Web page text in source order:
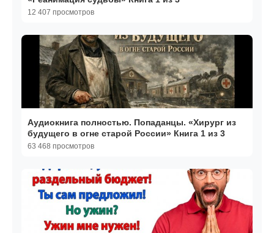
12 407 просмотров
Аудиокнига полностью. Попаданцы. «Хирург из
будущего в огне старой России» Книга 1 из 3
63 468 просмотров